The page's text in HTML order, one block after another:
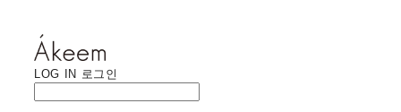
LOG IN 로그인